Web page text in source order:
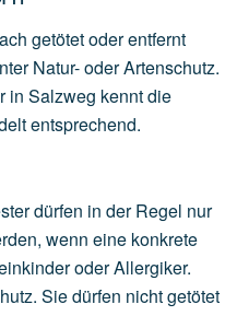
getötet oder entfernt
Natur- oder Artenschutz.
in Salzweg kennt die
entsprechend.
dürfen in der Regel nur
wenn eine konkrete
oderAllergiker.
Siedürfen nichtgetötet